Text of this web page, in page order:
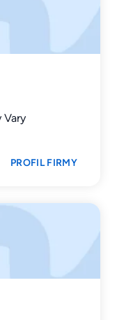
Vary
PROFIL FIRMY